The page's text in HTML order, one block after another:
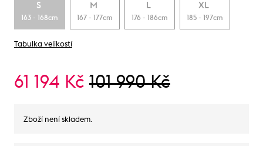
S
163 - 168cm
M
167 - 177cm
L
176 - 186cm
XL
185 - 197cm
Tabulka velikostí
61 194 Kč 101 990 Kč
Zboží není skladem.